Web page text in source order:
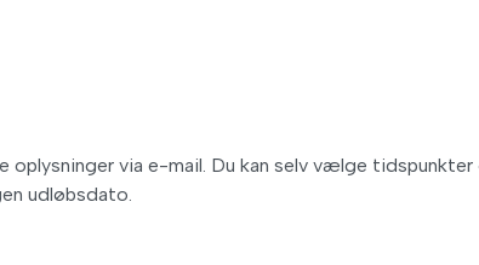
via e-mail. Du kan selv vælge tidspunkter
udløbsdato.